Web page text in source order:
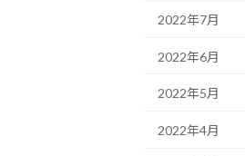
2022年7月
2022年6月
2022年5月
2022年4月